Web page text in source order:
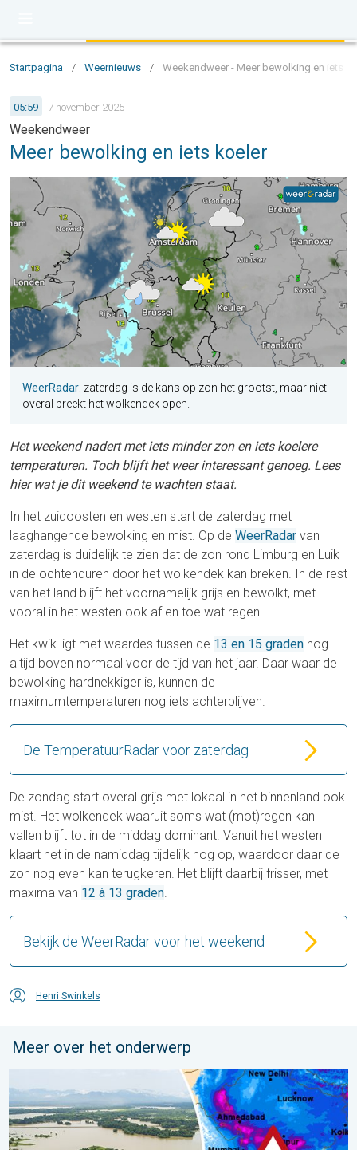
Startpagina / Weernieuws / Weekendweer - Meer bewolking en iets
05:59 7 november 2025
Weekendweer
Meer bewolking en iets koeler
WeerRadar: zaterdag is de kans op zon het grootst, maar niet
overal breekt het wolkendek open.
Het weekend nadert met iets minder zon en iets koelere
temperaturen. Toch blijft het weer interessant genoeg. Lees
hier wat je dit weekend te wachten staat.
In het zuidoosten en westen start de zaterdag met
laaghangende bewolking en mist. Op de WeerRadar van
zaterdag is duidelijk te zien dat de zon rond Limburg en Luik
in de ochtenduren door het wolkendek kan breken. In de rest
van het land blijft het voornamelijk grijs en bewolkt, met
vooral in het westen ook af en toe wat regen.
Het kwik ligt met waardes tussen de 13 en 15 graden nog
altijd boven normaal voor de tijd van het jaar. Daar waar de
bewolking hardnekkiger is, kunnen de
maximumtemperaturen nog iets achterblijven.
De TemperatuurRadar voor zaterdag
De zondag start overal grijs met lokaal in het binnenland ook
mist. Het wolkendek waaruit soms wat (mot)regen kan
vallen blijft tot in de middag dominant. Vanuit het westen
klaart het in de namiddag tijdelijk nog op, waardoor daar de
zon nog even kan terugkeren. Het blijft daarbij frisser, met
maxima van 12 à 13 graden.
Bekijk de WeerRadar voor het weekend
Henri Swinkels
Meer over het onderwerp
Overstromingen in delen van Azië. Een buitengewone